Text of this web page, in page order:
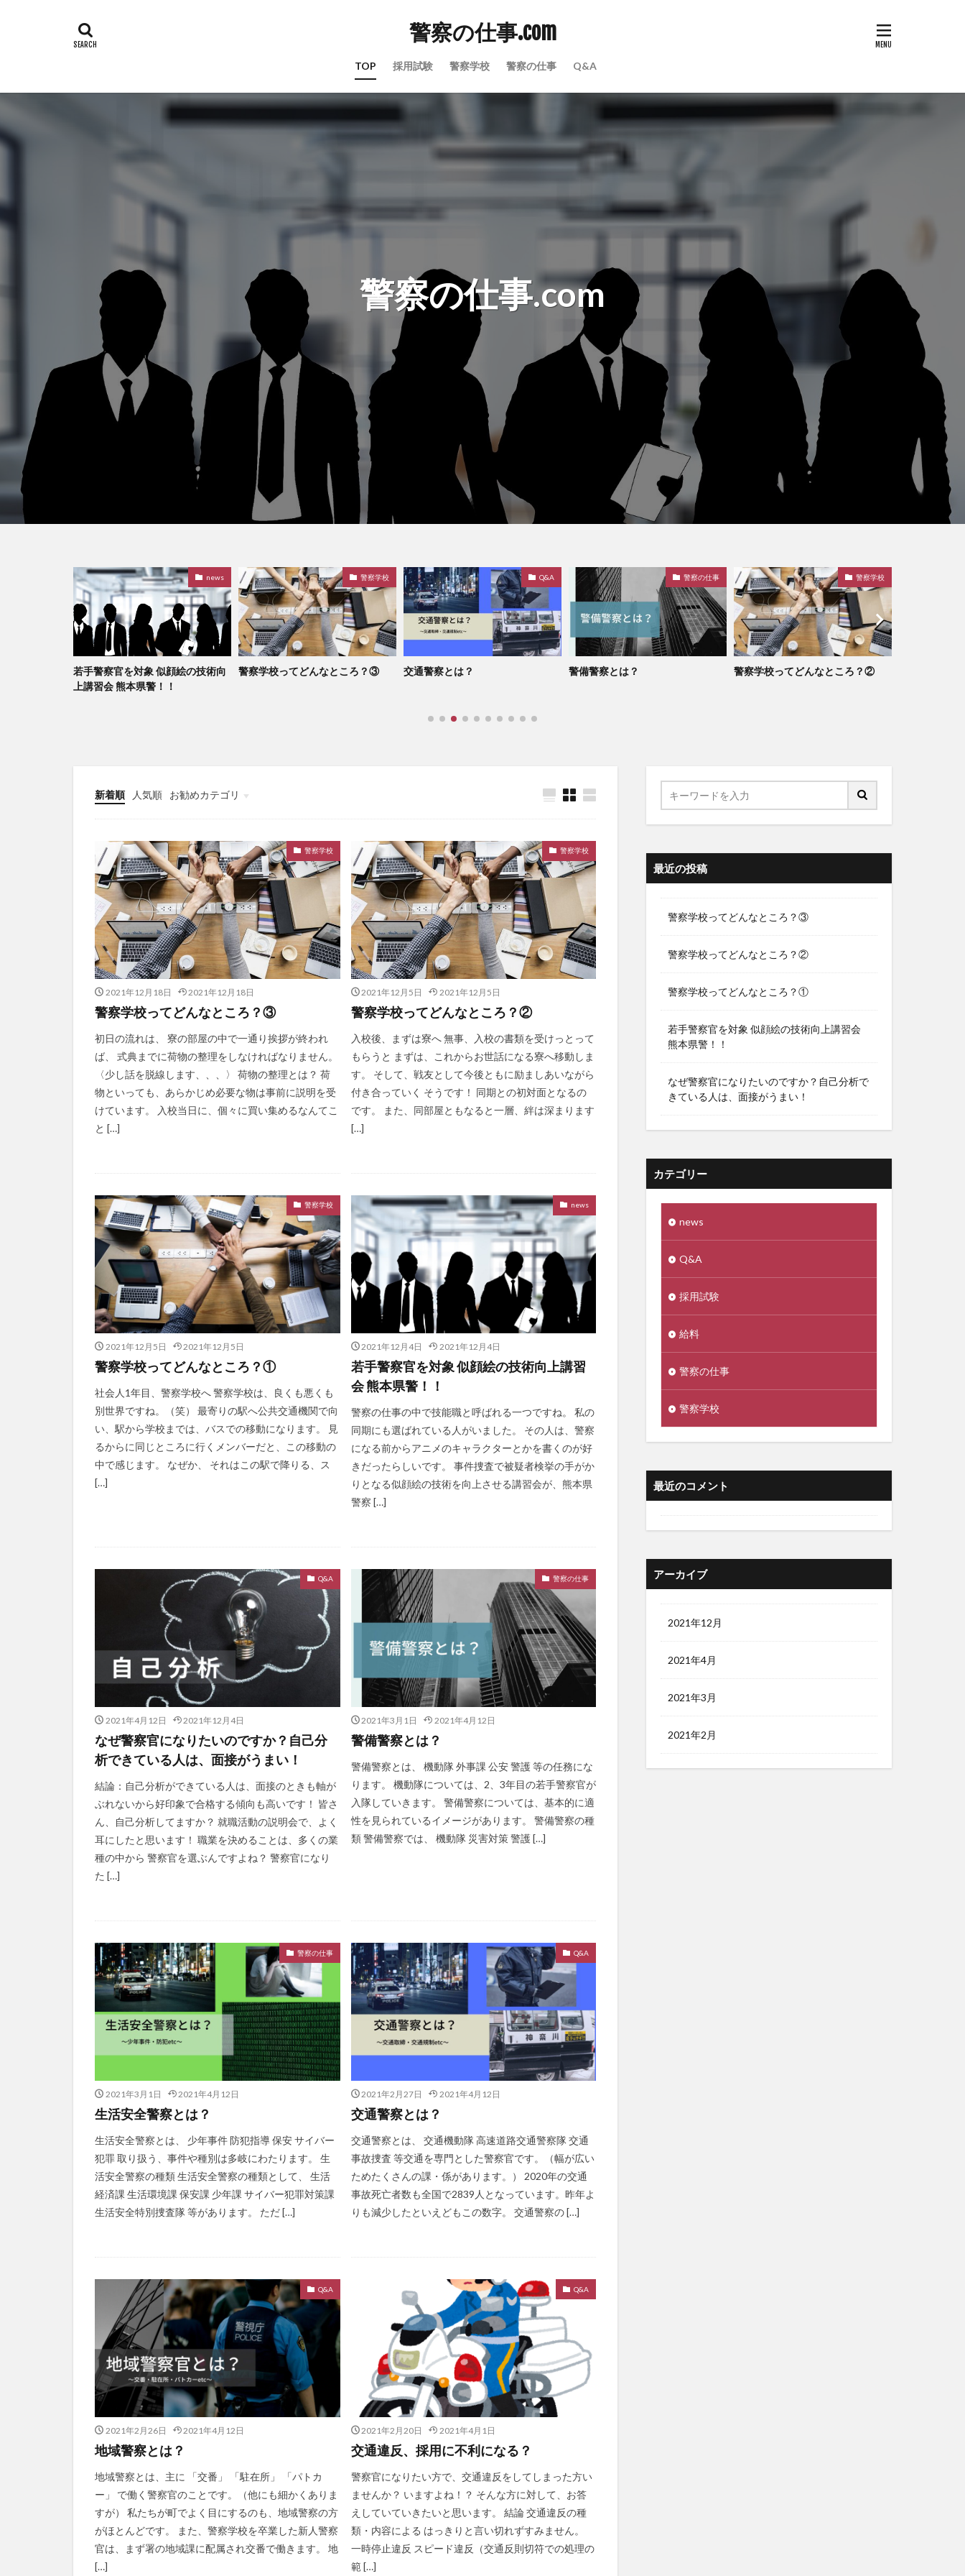
警察の仕事.com
TOP 採用試験 警察学校 警察の仕事 Q&A
警察の仕事.com
news
若手警察官を対象 似顔絵の技術向
上講習会 熊本県警！！
警察学校
警察学校ってどんなところ？③
Q&A
交通警察とは？
警察の仕事
警備警察とは？
警察学校
警察学校ってどんなところ？②
新着順 人気順
お勧めカテゴリ
未分類
警察学校
2021年12月18日 2021年12月18日
警察学校ってどんなところ？③
初日の流れは、 寮の部屋の中で一通り挨拶が終われ
ば、 式典までに荷物の整理をしなければなりません。
〈少し話を脱線します、、、〉 荷物の整理とは？ 荷
物といっても、あらかじめ必要な物は事前に説明を受
けています。 入校当日に、個々に買い集めるなんてこ
と […]
警察学校
2021年12月5日 2021年12月5日
警察学校ってどんなところ？②
入校後、まずは寮へ 無事、入校の書類を受けっとって
もらうと まずは、これからお世話になる寮へ移動しま
す。 そして、戦友として今後ともに励ましあいながら
付き合っていく そうです！ 同期との初対面となるの
です。 また、同部屋ともなると一層、絆は深まります
[…]
警察学校
2021年12月5日 2021年12月5日
警察学校ってどんなところ？①
社会人1年目、警察学校へ 警察学校は、良くも悪くも
別世界ですね。（笑） 最寄りの駅へ公共交通機関で向
い、駅から学校までは、バスでの移動になります。 見
るからに同じところに行くメンバーだと、この移動の
中で感じます。 なぜか、 それはこの駅で降りる、ス
[…]
news
2021年12月4日 2021年12月4日
若手警察官を対象 似顔絵の技術向上講習
会 熊本県警！！
警察の仕事の中で技能職と呼ばれる一つですね。 私の
同期にも選ばれている人がいました。 その人は、警察
になる前からアニメのキャラクターとかを書くのが好
きだったらしいです。 事件捜査で被疑者検挙の手がか
りとなる似顔絵の技術を向上させる講習会が、熊本県
警察 […]
Q&A
2021年4月12日 2021年12月4日
なぜ警察官になりたいのですか？自己分
析できている人は、面接がうまい！
結論：自己分析ができている人は、面接のときも軸が
ぶれないから好印象で合格する傾向も高いです！ 皆さ
ん、自己分析してますか？ 就職活動の説明会で、よく
耳にしたと思います！ 職業を決めることは、多くの業
種の中から 警察官を選ぶんですよね？ 警察官になり
た […]
警察の仕事
2021年3月1日 2021年4月12日
警備警察とは？
警備警察とは、 機動隊 外事課 公安 警護 等の任務にな
ります。 機動隊については、2、3年目の若手警察官が
入隊していきます。 警備警察については、基本的に適
性を見られているイメージがあります。 警備警察の種
類 警備警察では、 機動隊 災害対策 警護 […]
警察の仕事
2021年3月1日 2021年4月12日
生活安全警察とは？
生活安全警察とは、 少年事件 防犯指導 保安 サイバー
犯罪 取り扱う、事件や種別は多岐にわたります。 生
活安全警察の種類 生活安全警察の種類として、 生活
経済課 生活環境課 保安課 少年課 サイバー犯罪対策課
生活安全特別捜査隊 等があります。 ただ […]
Q&A
2021年2月27日 2021年4月12日
交通警察とは？
交通警察とは、 交通機動隊 高速道路交通警察隊 交通
事故捜査 等交通を専門とした警察官です。（幅が広い
ためたくさんの課・係があります。） 2020年の交通
事故死亡者数も全国で2839人となっています。昨年よ
りも減少したといえどもこの数字。 交通警察の […]
Q&A
2021年2月26日 2021年4月12日
地域警察とは？
地域警察とは、主に 「交番」 「駐在所」 「パトカ
ー」 で働く警察官のことです。（他にも細かくありま
すが） 私たちが町でよく目にするのも、地域警察の方
がほとんどです。 また、警察学校を卒業した新人警察
官は、まず署の地域課に配属され交番で働きます。 地
[…]
Q&A
2021年2月20日 2021年4月1日
交通違反、採用に不利になる？
警察官になりたい方で、交通違反をしてしまった方い
ませんか？ いますよね！？ そんな方に対して、お答
えしていていきたいと思います。 結論 交通違反の種
類・内容による はっきりと言い切れずすみません。
一時停止違反 スピード違反（交通反則切符での処理の
範 […]
最近の投稿
警察学校ってどんなところ？③
警察学校ってどんなところ？②
警察学校ってどんなところ？①
若手警察官を対象 似顔絵の技術向上講習会
熊本県警！！
なぜ警察官になりたいのですか？自己分析で
きている人は、面接がうまい！
カテゴリー
news
Q&A
採用試験
給料
警察の仕事
警察学校
最近のコメント
アーカイブ
2021年12月
2021年4月
2021年3月
2021年2月